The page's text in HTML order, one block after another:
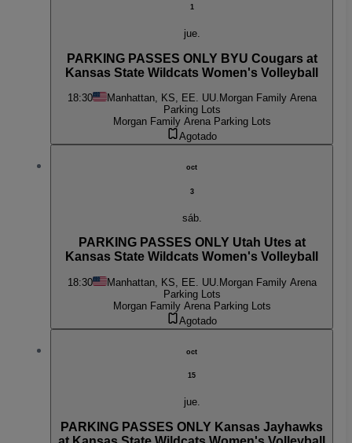
1
jue.
PARKING PASSES ONLY BYU Cougars at
Kansas State Wildcats Women's Volleyball
18:30 Manhattan, KS, EE. UU. Morgan Family Arena
Parking Lots
Morgan Family Arena Parking Lots
Agotado
oct
3
sáb.
PARKING PASSES ONLY Utah Utes at
Kansas State Wildcats Women's Volleyball
18:30 Manhattan, KS, EE. UU. Morgan Family Arena
Parking Lots
Morgan Family Arena Parking Lots
Agotado
oct
15
jue.
PARKING PASSES ONLY Kansas Jayhawks